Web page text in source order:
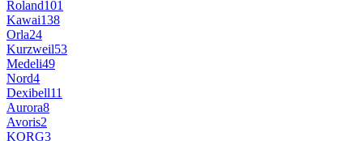
Roland101
Kawai138
Orla24
Kurzweil53
Medeli49
Nord4
Dexibell11
Aurora8
Avoris2
KORG3